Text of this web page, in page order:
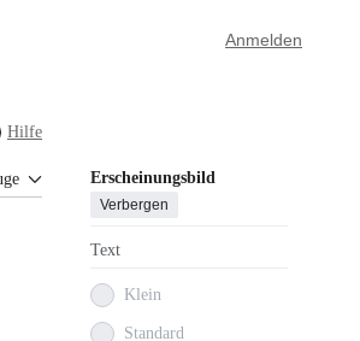
Anmelden
Hilfe
Erscheinungsbild
Verbergen
Text
Klein
Standard